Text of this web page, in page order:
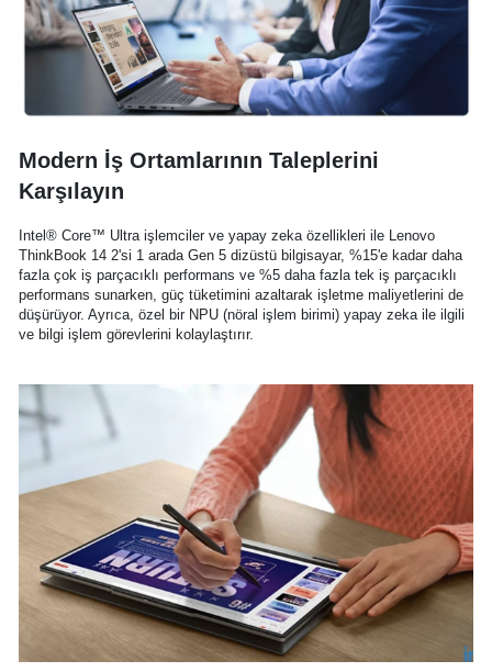
Modern İş Ortamlarının Taleplerini
Karşılayın
Intel® Core™ Ultra işlemciler ve yapay zeka özellikleri ile Lenovo
ThinkBook 14 2'si 1 arada Gen 5 dizüstü bilgisayar, %15'e kadar daha
fazla çok iş parçacıklı performans ve %5 daha fazla tek iş parçacıklı
performans sunarken, güç tüketimini azaltarak işletme maliyetlerini de
düşürüyor. Ayrıca, özel bir NPU (nöral işlem birimi) yapay zeka ile ilgili
ve bilgi işlem görevlerini kolaylaştırır.